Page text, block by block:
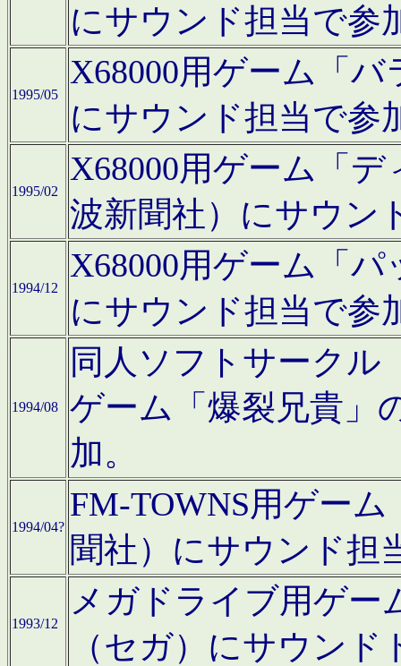
にサウンド担当で参
1995/05
X68000用ゲーム「
にサウンド担当で参
1995/02
X68000用ゲーム「
波新聞社）にサウン
1994/12
X68000用ゲーム「
にサウンド担当で参
1994/08
同人ソフトサークル
ゲーム「爆裂兄貴」
加。
1994/04?
FM-TOWNS用ゲー
聞社）にサウンド担
1993/12
メガドライブ用ゲー
（セガ）にサウン